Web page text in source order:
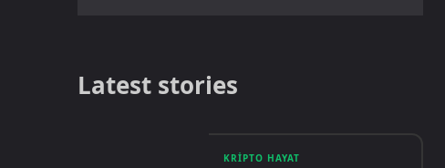
Latest stories
KRIPTO HAYAT